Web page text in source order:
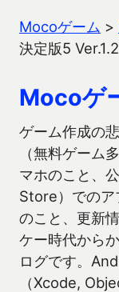
Mocoゲーム >
決定版5
Mocoゲ
ゲーム作成の
（無料ゲーム
マホのこと、
Store）でのア
のこと、更新
ケー時代から
ログです。
（Xcode,